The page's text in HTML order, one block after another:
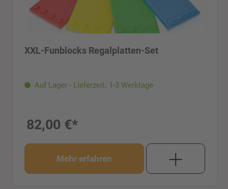
XXL-Funblocks Regalplatten-Set
Auf Lager - Lieferzeit: 1-3 Werktage
82,00 €*
Mehr erfahren